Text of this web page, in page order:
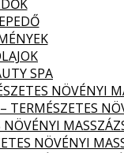
SPA
NÖVÉNYI
NÖVÉNYI